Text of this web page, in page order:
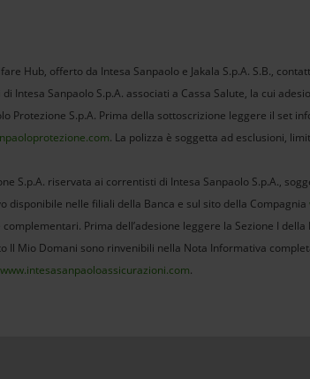
Hub, offerto da Intesa Sanpaolo e Jakala S.p.A. S.B.,
Intesa Sanpaolo S.p.A. associati a Cassa Salute, la cui
Protezione S.p.A. Prima della sottoscrizione leggere il set
. La polizza è soggetta ad esclusioni,
S.p.A. riservata ai correntisti di Intesa Sanpaolo S.p.A.,
nelle filiali della Banca e sul sito della Compagnia
Prima dell’adesione leggere la Sezione I
Il Mio Domani sono rinvenibili nella Nota Informativa
www.intesasanpaoloassicurazioni.com.